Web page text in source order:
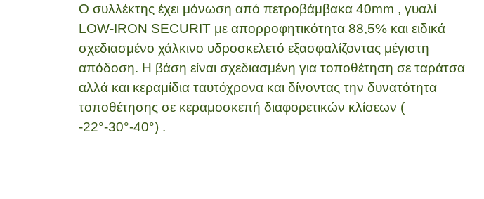
Ο συλλέκτης έχει μόνωση από πετροβάμβακα 40mm , γυαλί
LOW-IRON SECURIT με απορροφητικότητα 88,5% και ειδικά
σχεδιασμένο χάλκινο υδροσκελετό εξασφαλίζοντας μέγιστη
απόδοση. Η βάση είναι σχεδιασμένη για τοποθέτηση σε ταράτσα
αλλά και κεραμίδια ταυτόχρονα και δίνοντας την δυνατότητα
τοποθέτησης σε κεραμοσκεπή διαφορετικών κλίσεων (
-22°-30°-40°) .